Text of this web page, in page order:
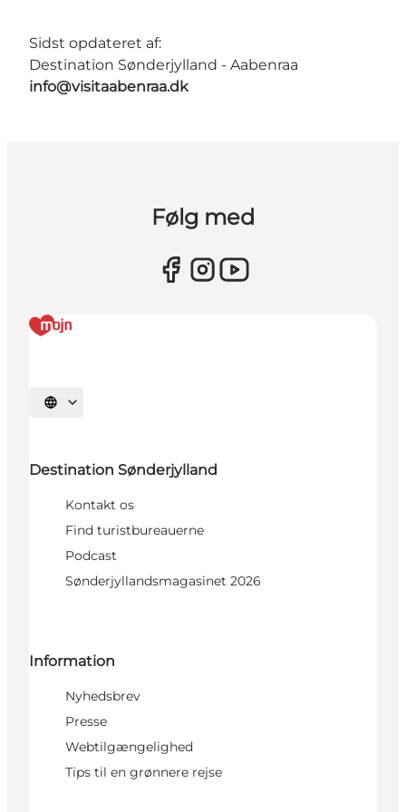
Sidst opdateret af:
Destination Sønderjylland - Aabenraa
info@visitaabenraa.dk
Følg med
Vælg sprog
Destination Sønderjylland
Kontakt os
Find turistbureauerne
Podcast
Sønderjyllandsmagasinet 2026
Information
Nyhedsbrev
Presse
Webtilgængelighed
Tips til en grønnere rejse